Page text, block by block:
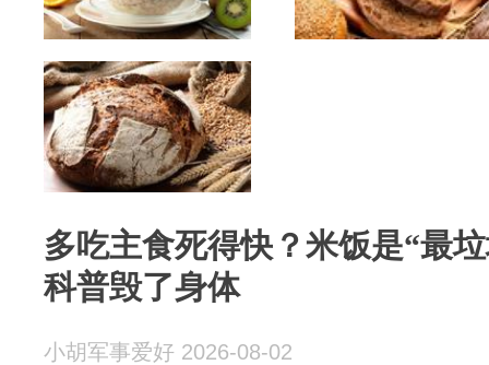
多吃主食死得快？米饭是“最
科普毁了身体
小胡军事爱好 2026-08-02